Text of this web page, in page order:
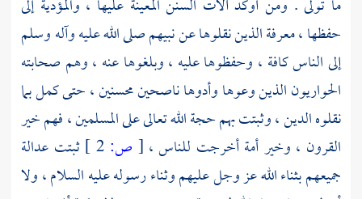
ما تولى . ومن أوكد آلات السنن المعينة عليها ، والمؤدية إلى
حفظها ، معرفة الذين نقلوها عن نبيهم صلى الله عليه وآله وسلم
إلى الناس كافة ، وحفظوها عليه ، وبلغوها عنه ، وهم صحابته
الحواريون الذين وعوها وأدوها ناصحين محسنين ، حتى كمل بما
نقلوه الدين ، وثبتت بهم حجة الله تعالى على المسلمين ، فهم خير
القرون ، وخير أمة أخرجت للناس ، [ ص:
ثبتت عدالة
جميعهم بثناء الله عز وجل عليهم وثناء رسوله عليه السلام ، ولا